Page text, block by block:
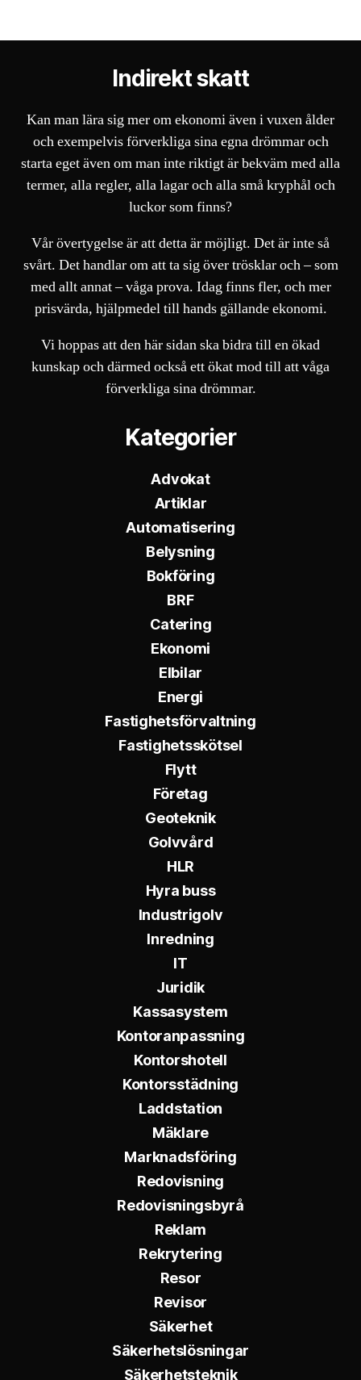
Indirekt skatt
Kan man lära sig mer om ekonomi även i vuxen ålder
och exempelvis förverkliga sina egna drömmar och
starta eget även om man inte riktigt är bekväm med alla
termer, alla regler, alla lagar och alla små kryphål och
luckor som finns?
Vår övertygelse är att detta är möjligt. Det är inte så
svårt. Det handlar om att ta sig över trösklar och – som
med allt annat – våga prova. Idag finns fler, och mer
prisvärda, hjälpmedel till hands gällande ekonomi.
Vi hoppas att den här sidan ska bidra till en ökad
kunskap och därmed också ett ökat mod till att våga
förverkliga sina drömmar.
Kategorier
Advokat
Artiklar
Automatisering
Belysning
Bokföring
BRF
Catering
Ekonomi
Elbilar
Energi
Fastighetsförvaltning
Fastighetsskötsel
Flytt
Företag
Geoteknik
Golvvård
HLR
Hyra buss
Industrigolv
Inredning
IT
Juridik
Kassasystem
Kontoranpassning
Kontorshotell
Kontorsstädning
Laddstation
Mäklare
Marknadsföring
Redovisning
Redovisningsbyrå
Reklam
Rekrytering
Resor
Revisor
Säkerhet
Säkerhetslösningar
Säkerhetsteknik